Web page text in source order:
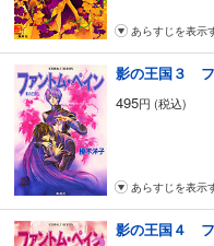
あらすじを表示
影の王国３
495円 (税込)
あらすじを表示
影の王国４ フ